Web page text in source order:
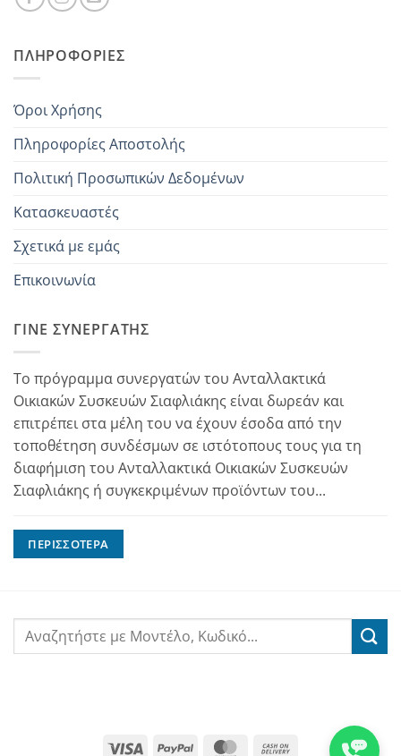
ΠΛΗΡΟΦΟΡΊΕΣ
Όροι Χρήσης
Πληροφορίες Αποστολής
Πολιτική Προσωπικών Δεδομένων
Κατασκευαστές
Σχετικά με εμάς
Επικοινωνία
ΓΊΝΕ ΣΥΝΕΡΓΆΤΗΣ
Το πρόγραμμα συνεργατών του Ανταλλακτικά
Οικιακών Συσκευών Σιαφλιάκης είναι δωρεάν και
επιτρέπει στα μέλη του να έχουν έσοδα από την
τοποθέτηση συνδέσμων σε ιστότοπους τους για τη
διαφήμιση του Ανταλλακτικά Οικιακών Συσκευών
Σιαφλιάκης ή συγκεκριμένων προϊόντων του...
ΠΕΡΙΣΣΌΤΕΡΑ
Visa PayPal MasterCard